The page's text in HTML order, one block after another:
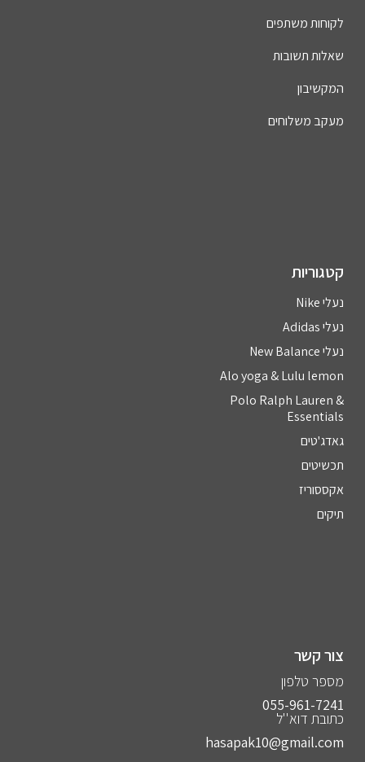
לקוחות משתפים
שאלות תשובות
המקשיבון
מעקב משלוחים
קטגוריות
נעלי Nike
נעלי Adidas
נעלי New Balance
Alo yoga & Lulu lemon
Polo Ralph Lauren &
Essentials
גאדג'טים
תכשיטים
אקססוריז
תיקים
צור קשר
מספר טלפון
055-961-7241⁩
כתובת דוא''ל
hasapak10@gmail.com